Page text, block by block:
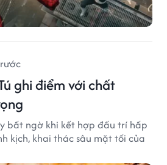
ghi điểm với chất
bất ngờ khi kết hợp đấu trí hấp
kịch, khai thác sâu mặt tối của